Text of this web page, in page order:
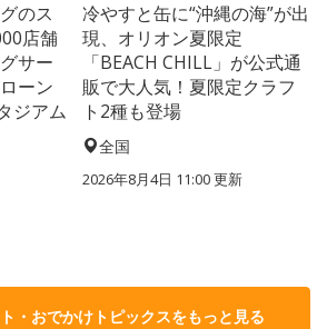
のス
店舗
サー
ーン
ジアム
冷やすと缶に“沖縄の海”が出
現、オリオン夏限定
「BEACH CHILL」が公式通
販で大人気！夏限定クラフ
ト2種も登場
全国
2026年8月4日 11:00更新
・おでかけトピックスをもっと見る